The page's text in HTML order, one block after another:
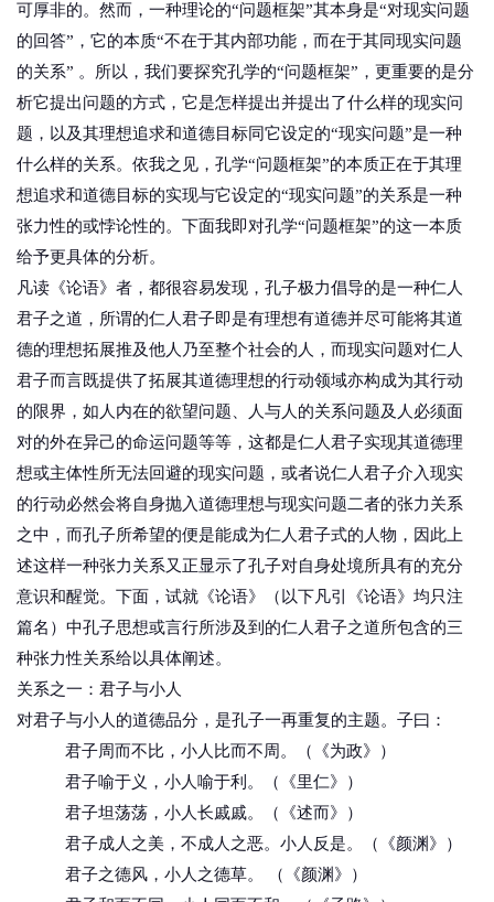
可厚非的。然而，一种理论的“问题框架”其本身是“对现实问题
的回答”，它的本质“不在于其内部功能，而在于其同现实问题
的关系” 。所以，我们要探究孔学的“问题框架”，更重要的是分
析它提出问题的方式，它是怎样提出并提出了什么样的现实问
题，以及其理想追求和道德目标同它设定的“现实问题”是一种
什么样的关系。依我之见，孔学“问题框架”的本质正在于其理
想追求和道德目标的实现与它设定的“现实问题”的关系是一种
张力性的或悖论性的。下面我即对孔学“问题框架”的这一本质
给予更具体的分析。
凡读《论语》者，都很容易发现，孔子极力倡导的是一种仁人
君子之道，所谓的仁人君子即是有理想有道德并尽可能将其道
德的理想拓展推及他人乃至整个社会的人，而现实问题对仁人
君子而言既提供了拓展其道德理想的行动领域亦构成为其行动
的限界，如人内在的欲望问题、人与人的关系问题及人必须面
对的外在异己的命运问题等等，这都是仁人君子实现其道德理
想或主体性所无法回避的现实问题，或者说仁人君子介入现实
的行动必然会将自身抛入道德理想与现实问题二者的张力关系
之中，而孔子所希望的便是能成为仁人君子式的人物，因此上
述这样一种张力关系又正显示了孔子对自身处境所具有的充分
意识和醒觉。下面，试就《论语》（以下凡引《论语》均只注
篇名）中孔子思想或言行所涉及到的仁人君子之道所包含的三
种张力性关系给以具体阐述。
关系之一：君子与小人
对君子与小人的道德品分，是孔子一再重复的主题。子曰：
君子周而不比，小人比而不周。（《为政》）
君子喻于义，小人喻于利。（《里仁》）
君子坦荡荡，小人长戚戚。（《述而》）
君子成人之美，不成人之恶。小人反是。（《颜渊》）
君子之德风，小人之德草。 （《颜渊》）